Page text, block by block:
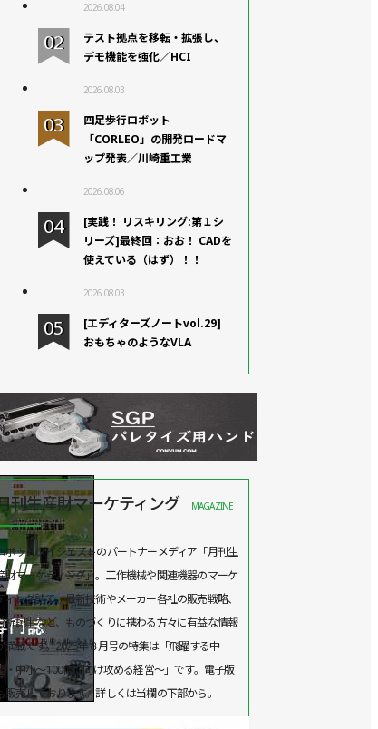
2026.08.04
テスト拠点を移転・拡張し、
デモ機能を強化／HCI
2026.08.03
四足歩行ロボット
「CORLEO」の開発ロードマ
ップ発表／川崎重工業
2026.08.06
[実践！ リスキリング:第１シ
リーズ]最終回：おお！ CADを
使えている（はず）！！
2026.08.03
[エディターズノートvol.29]
おもちゃのようなVLA
刊生産財マーケティング MAGAZINE
ボットダイジェストのパートナーメディア「月刊生
財マーケティング」。工作機械や関連機器のマーケ
ィング誌で、最新技術やメーカー各社の販売戦略、
析記事など、ものづくりに携わる方々に有益な情報
満載です。2026年８月号の特集は「飛躍する中
・中小～100億に向け攻める経営～」です。電子版
販売しております。詳しくは当欄の下部から。